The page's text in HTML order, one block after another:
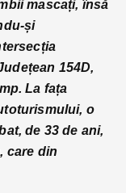
mascați, însă
și
154D,
La fața
o
de 33 de ani,
care din